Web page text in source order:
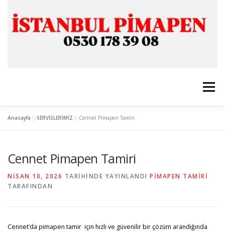
Menü
CAM & ALÜMİNYUM SERVİSLERİMİZ
Anasayfa »SERVİSLERİMİZ »Cennet Pimapen Tamiri
Cennet Pimapen Tamiri
NISAN 10, 2026 TARIHINDE YAYINLANDI PIMAPEN TAMIRI
TARAFINDAN
Cennet’da pimapen tamir için hızlı ve güvenilir bir çözüm arandığında